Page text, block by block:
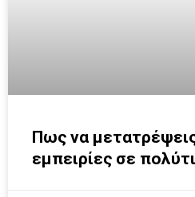
Πως να
εμπειρίες σε